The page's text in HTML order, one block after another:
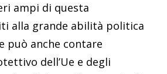
ampi di questa
alla grande abilità politica
può anche contare
dell’Ue e degli